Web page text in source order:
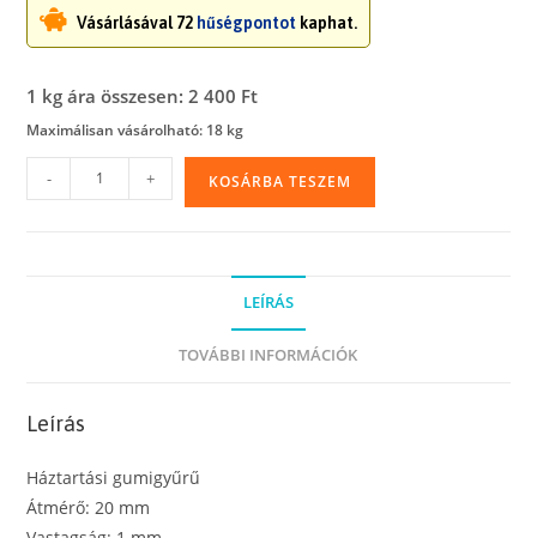
Vásárlásával 72 hűségpontot kaphat.
1 kg ára összesen: 2 400 Ft
Maximálisan vásárolható: 18 kg
Gumigyűrű,
háztartási,
piros
gumi
mennyiség
- + KOSÁRBA TESZEM
LEÍRÁS
TOVÁBBI INFORMÁCIÓK
Leírás
Háztartási gumigyűrű
Átmérő: 20 mm